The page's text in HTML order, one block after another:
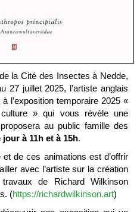
la Cité des Insectes à Nedde,
27 juillet 2025, l’artiste anglais
l’exposition temporaire 2025 «
» qui vous révèle une
au public famille des
à 11h et à 15h.
de ces animations est d’offrir
avec l’artiste sur la création
de Richard Wilkinson
(https://richardwilkinson.art)